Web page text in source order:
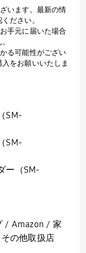
います。最新の情
ださい。
手元に届いた場合
る可能性がござい
をお願いいたしま
SM-
SM-
ー（SM-
/ Amazon / 家
の他取扱店